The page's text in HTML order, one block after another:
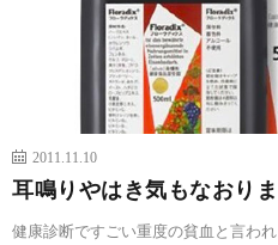
2011.11.10
耳鳴りやはき気もなおりま
健康診断ですごい重度の貧血と言わ